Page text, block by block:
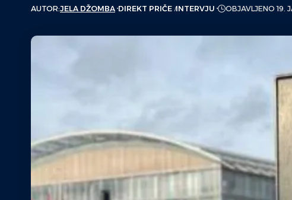
AUTOR:JELA DŽOMBA DIREKT PRIČE INTERVJU OBJAVLJENO 19.